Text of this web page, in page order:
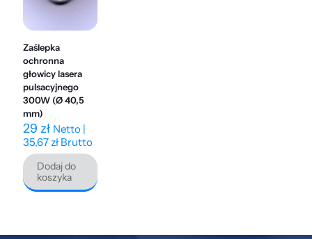
Zaślepka
ochronna
głowicy lasera
pulsacyjnego
300W (Ø 40,5
mm)
29 zł Netto |
35,67zł Brutto
Dodaj do
koszyka